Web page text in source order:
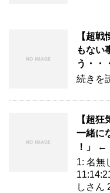
【超
もない
う・・
続きを
【超
一緒に
！」
1: 名無
しさん